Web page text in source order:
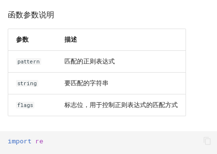
函数参数说明
参数 描述
pattern 匹配的正则表达式
string 要匹配的字符串
flags 标志位，用于控制正则表达式的匹配方式
import re